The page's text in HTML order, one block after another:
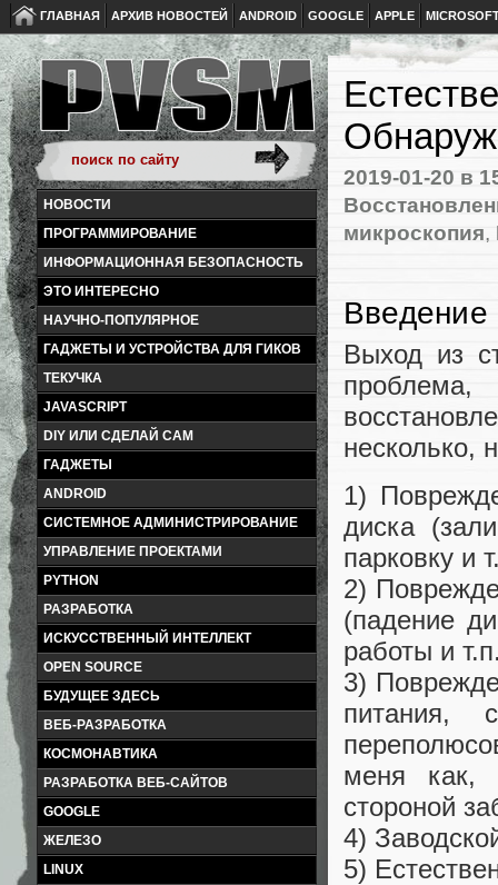
ГЛАВНАЯ АРХИВ НОВОСТЕЙ ANDROID GOOGLE APPLE
НОВОСТИ
ПРОГРАММИРОВАНИЕ
ИНФОРМАЦИОННАЯ БЕЗОПАСНОСТЬ
ЭТО ИНТЕРЕСНО
НАУЧНО-ПОПУЛЯРНОЕ
ГАДЖЕТЫ И УСТРОЙСТВА ДЛЯ ГИКОВ
ТЕКУЧКА
JAVASCRIPT
DIY ИЛИ СДЕЛАЙ САМ
ГАДЖЕТЫ
ANDROID
СИСТЕМНОЕ АДМИНИСТРИРОВАНИЕ
УПРАВЛЕНИЕ ПРОЕКТАМИ
PYTHON
РАЗРАБОТКА
ИСКУССТВЕННЫЙ ИНТЕЛЛЕКТ
OPEN SOURCE
БУДУЩЕЕ ЗДЕСЬ
ВЕБ-РАЗРАБОТКА
КОСМОНАВТИКА
РАЗРАБОТКА ВЕБ-САЙТОВ
GOOGLE
ЖЕЛЕЗО
LINUX
2019-01-20 в
микроскопия,
Введение
Выход из
несколько,
1)
диска
парковку и
2)
(падение
работы и
3)
питания,
меня как,
стороной
4)
5)